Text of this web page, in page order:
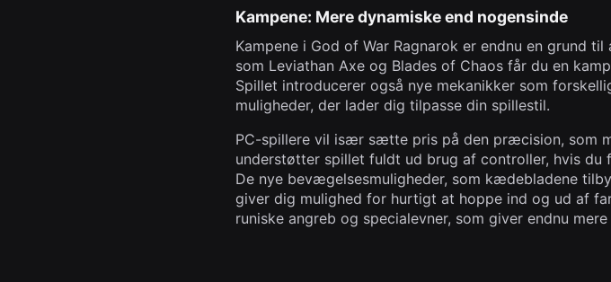
Kampene: Mere dynamiske end nogensinde
Kampene i God of War Ragnarok er endnu en grund
som Leviathan Axe og Blades of Chaos får du en
Spillet introducerer også nye mekanikker som
muligheder, der lader dig tilpasse din spillestil.
PC-spillere vil især sætte pris på den præcision, som
understøtter spillet fuldt ud brug af controller, hvis
De nye bevægelsesmuligheder, som kædebladene
giver dig mulighed for hurtigt at hoppe ind og ud af
runiske angreb og specialevner, som giver endnu